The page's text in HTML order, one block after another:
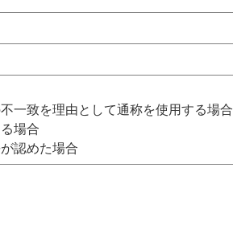
一致を理由として通称を使用する場合
場合
認めた場合